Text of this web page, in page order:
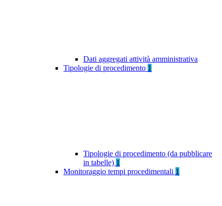
Dati aggregati attività amministrativa
Tipologie di procedimento 1
Tipologie di procedimento (da pubblicare
in tabelle) 1
Monitoraggio tempi procedimentali 1